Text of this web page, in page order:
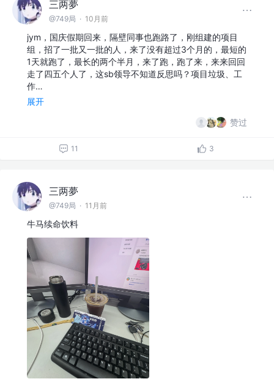
三两夢
@749局 · 10月前
jym，国庆假期回来，隔壁同事也跑路了，刚组建的项目
组，招了一批又一批的人，来了没有超过3个月的，最短的
1天就跑了，最长的两个半月，来了跑，跑了来，来来回回
走了四五个人了，这sb领导不知道反思吗？项目垃圾、工
作…
展开
赞过
11 3
三两夢
@749局 · 11月前
牛马续命饮料